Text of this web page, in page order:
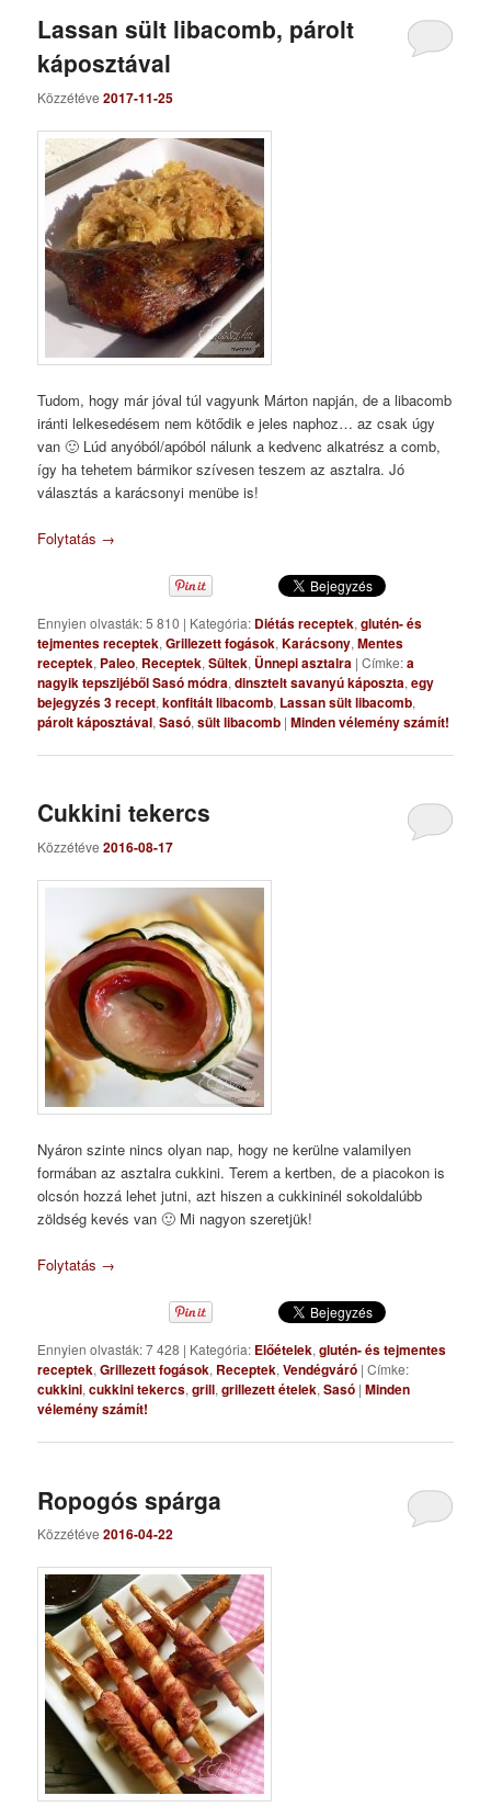
Lassan sült libacomb, párolt
káposztával
Közzétéve2017-11-25
Tudom, hogy már jóval túl vagyunk Márton napján, de a libacomb
iránti lelkesedésem nem kötődik e jeles naphoz… az csak úgy
van 🙂 Lúd anyóból/apóból nálunk a kedvenc alkatrész a comb,
így ha tehetem bármikor szívesen teszem az asztalra. Jó
választás a karácsonyi menübe is!
Folytatás →
Ennyien olvasták: 5 810 | Kategória: Diétás receptek,glutén- és
tejmentes receptek,Grillezett fogások,Karácsony,Mentes
receptek, Paleo, Receptek,Sültek, Ünnepi asztalra |Címke:a
nagyik tepszijéből Sasó módra,dinsztelt savanyú káposzta,egy
bejegyzés 3 recept,konfitált libacomb, Lassan sült libacomb,
párolt káposztával,Sasó,sült libacomb |Minden vélemény számít!
Cukkini tekercs
Közzétéve2016-08-17
Nyáron szinte nincs olyan nap, hogy ne kerülne valamilyen
formában az asztalra cukkini. Terem a kertben, de a piacokon is
olcsón hozzá lehet jutni, azt hiszen a cukkininél sokoldalúbb
zöldség kevés van 🙂 Mi nagyon szeretjük!
Folytatás →
Ennyien olvasták: 7 428 | Kategória: Előételek,glutén- és tejmentes
receptek,Grillezett fogások, Receptek,Vendégváró |Címke:
cukkini,cukkini tekercs,grill,grillezett ételek,Sasó |Minden
vélemény számít!
Ropogós spárga
Közzétéve2016-04-22